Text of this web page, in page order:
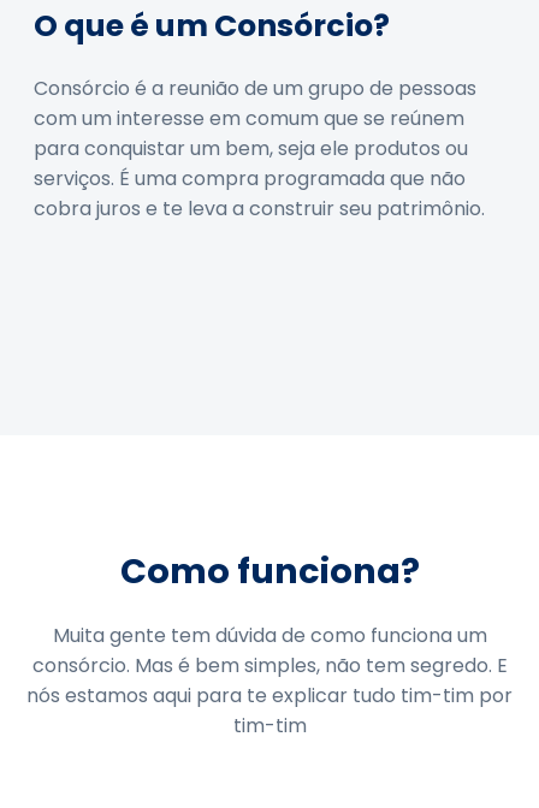
O que é um Consórcio?
Consórcio é a reunião de um grupo de pessoas
com um interesse em comum que se reúnem
para conquistar um bem, seja ele produtos ou
serviços. É uma compra programada que não
cobra juros e te leva a construir seu patrimônio.
Como funciona?
Muita gente tem dúvida de como funciona um
consórcio. Mas é bem simples, não tem segredo. E
nós estamos aqui para te explicar tudo tim-tim por
tim-tim